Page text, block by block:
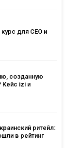
для CEO и
созданную
Кейс izi и
ритейл:
в рейтинг